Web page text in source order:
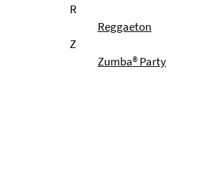
R
Reggaeton
Z
Zumba® Party